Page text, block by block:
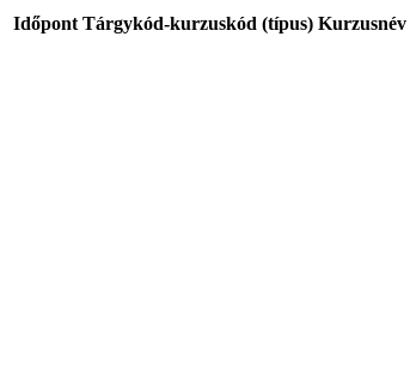
Időpont Tárgykód-kurzuskód (típus) Kurzusnév